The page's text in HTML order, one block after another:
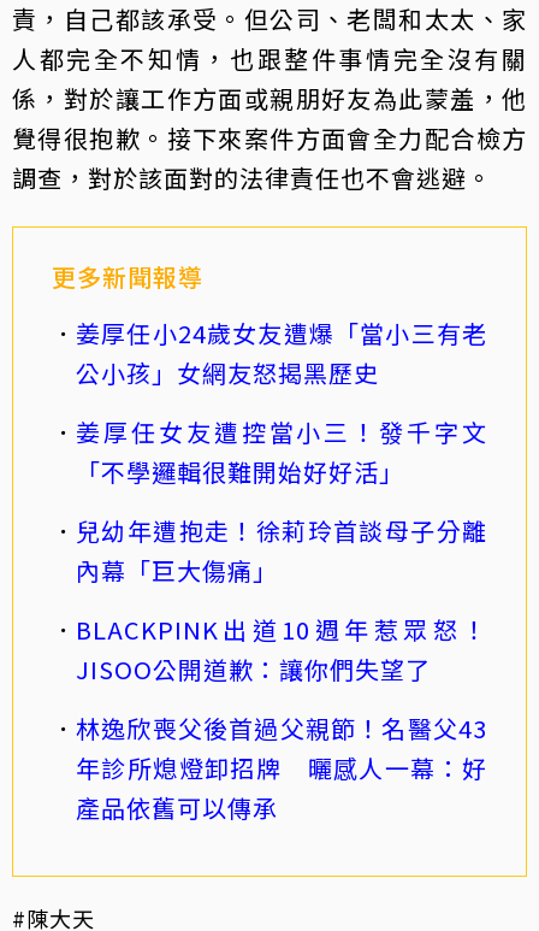
責，自己都該承受。但公司、老闆和太太、家
人都完全不知情，也跟整件事情完全沒有關
係，對於讓工作方面或親朋好友為此蒙羞，他
覺得很抱歉。接下來案件方面會全力配合檢方
調查，對於該面對的法律責任也不會逃避。
更多新聞報導
姜厚任小24歲女友遭爆「當小三有老
公小孩」女網友怒揭黑歷史
姜厚任女友遭控當小三！發千字文
「不學邏輯很難開始好好活」
兒幼年遭抱走！徐莉玲首談母子分離
內幕「巨大傷痛」
BLACKPINK出道10週年惹眾怒！
JISOO公開道歉：讓你們失望了
林逸欣喪父後首過父親節！名醫父43
年診所熄燈卸招牌 曬感人一幕：好
產品依舊可以傳承
#陳大天